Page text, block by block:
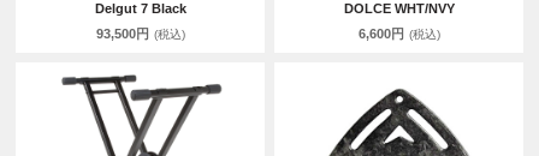
Delgut 7 Black
93,500円 (税込)
DOLCE WHT/NVY
6,600円 (税込)